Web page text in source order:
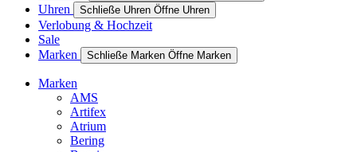
Uhren Schließe Uhren Öffne Uhren
Verlobung & Hochzeit
Sale
Marken
Schließe Marken Öffne Marken
Marken
AMS
Artifex
Atrium
Bering